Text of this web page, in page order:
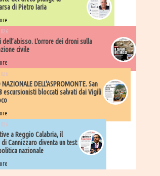
di Pietro Iaria
dell’abisso. L'orrore dei droni sulla
civile
NAZIONALE DELL'ASPROMONTE. San
escursionisti bloccati salvati dai Vigili
a Reggio Calabria, il
Cannizzaro diventa un test
nazionale